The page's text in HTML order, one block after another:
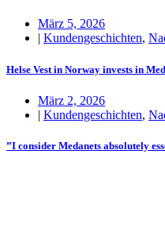
März 5, 2026
| Kundengeschichten,
Helse Vest in Norway invests in
März 2, 2026
| Kundengeschichten,
”I consider Medanets absolutely